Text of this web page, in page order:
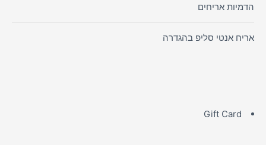
הדמיות אריחים
אריח אנטי סליפ בהגדרה
Gift Card